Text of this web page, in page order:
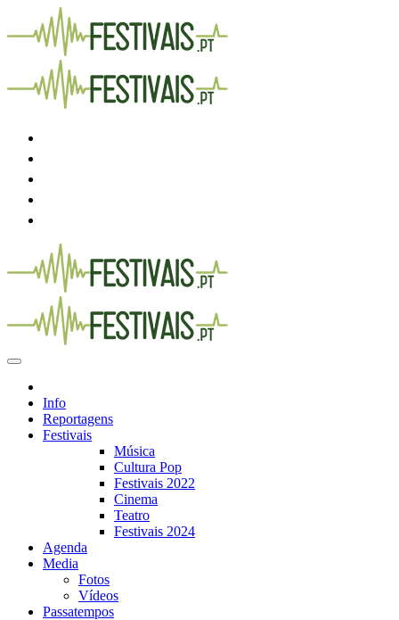
Info
Reportagens
Festivais
Música
Cultura Pop
Festivais 2022
Cinema
Teatro
Festivais 2024
Agenda
Media
Fotos
Vídeos
Passatempos